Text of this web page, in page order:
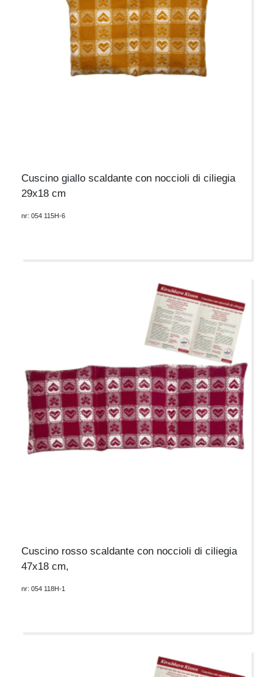
Cuscino giallo scaldante con noccioli di ciliegia
29x18 cm
nr: 054 115H-6
Cuscino rosso scaldante con noccioli di ciliegia
47x18 cm,
nr: 054 118H-1